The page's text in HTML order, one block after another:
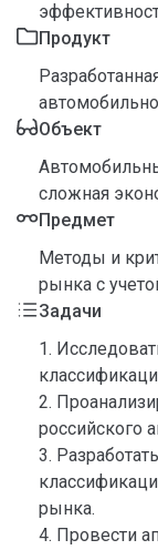
Продукт
Объект
сложная
Предмет
Методы и
рынка с
Задачи
1.
2.
российского
3.
рынка.
4. Провести